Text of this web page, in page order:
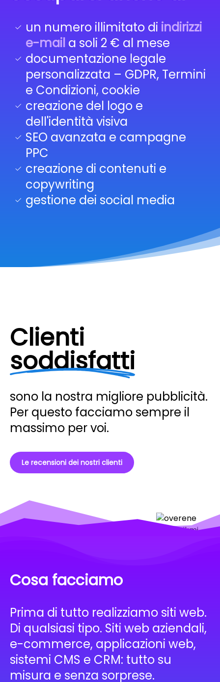
un numero illimitato di indirizzi
e-mail a soli 2 € al mese
documentazione legale
personalizzata – GDPR, Termini
e Condizioni, cookie
creazione del logo e
dell'identità visiva
SEO avanzata e campagne
PPC
creazione di contenuti e
copywriting
gestione dei social media
Clienti
soddisfatti
sono la nostra migliore pubblicità.
Per questo facciamo sempre il
massimo per voi.
Le recensioni dei nostri clienti
Cosa facciamo
Prima di tutto realizziamo siti web.
Di qualsiasi tipo. Siti web aziendali,
e-commerce, applicazioni web,
sistemi CMS e CRM: tutto su
misura e senza sorprese.